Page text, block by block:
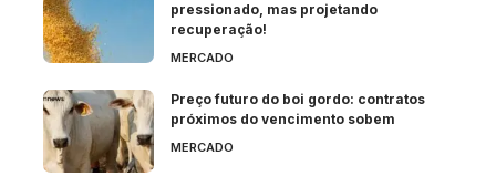
pressionado, mas projetando
recuperação!
MERCADO
Preço futuro do boi gordo: contratos
próximos do vencimento sobem
MERCADO